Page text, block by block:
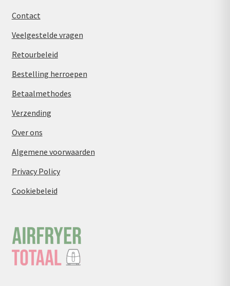
Contact
Veelgestelde vragen
Retourbeleid
Bestelling herroepen
Betaalmethodes
Verzending
Over ons
Algemene voorwaarden
Privacy Policy
Cookiebeleid